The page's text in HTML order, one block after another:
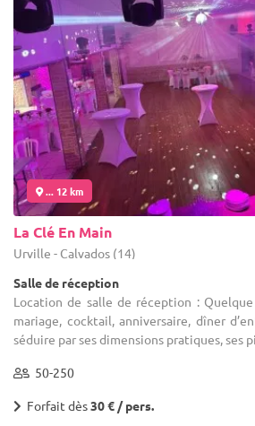
... 12 km
La Clé En Main
Urville - Calvados (14)
Salle de réception
Location de salle de réception :
mariage, cocktail, anniversaire, dîner
séduire par ses dimensions pratiques, ses
50-250
Forfait dès30 € / pers.